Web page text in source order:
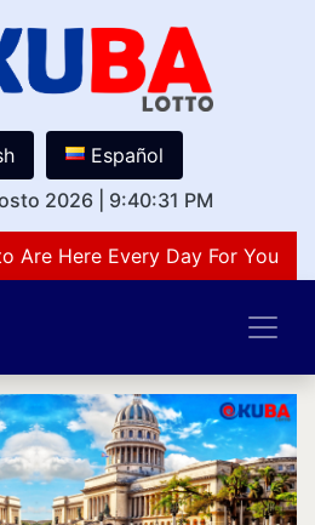
Español
2026
9:40:31 PM
Are Here Every Day For You